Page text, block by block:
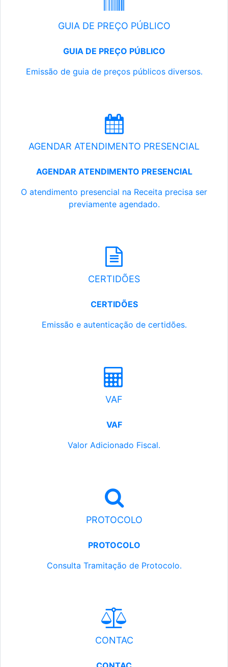
GUIA DE PREÇO PÚBLICO
GUIA DE PREÇO PÚBLICO
Emissão de guia de preços públicos diversos.
AGENDAR ATENDIMENTO PRESENCIAL
AGENDAR ATENDIMENTO PRESENCIAL
O atendimento presencial na Receita precisa ser
previamente agendado.
CERTIDÕES
CERTIDÕES
Emissão e autenticação de certidões.
VAF
VAF
Valor Adicionado Fiscal.
PROTOCOLO
PROTOCOLO
Consulta Tramitação de Protocolo.
CONTAC